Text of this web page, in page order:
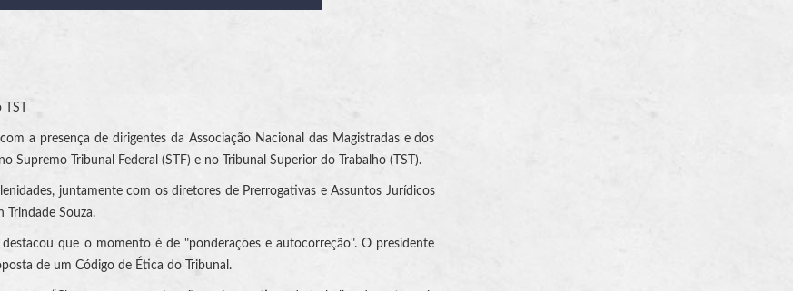
a presença de dirigentes da Associação Nacional das Magistradas e dos
Supremo Tribunal Federal (STF) e no Tribunal Superior do Trabalho (TST).
juntamente com os diretores de Prerrogativas e Assuntos Jurídicos
Trindade Souza.
que o momento é de "ponderações e autocorreção". O presidente
de um Código de Ética do Tribunal.